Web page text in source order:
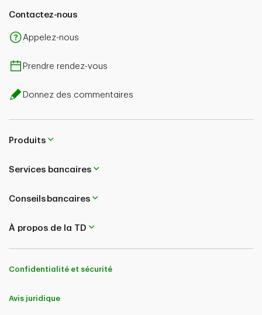
Contactez-nous
Appelez-nous
Prendre rendez-vous
Donnez des commentaires
Produits
Services bancaires
Conseils bancaires
À propos de la TD
Confidentialité et sécurité
Avis juridique